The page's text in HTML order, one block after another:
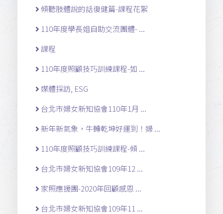
傾聽肢體說的話復健篇-課程花絮
110年度學長姐自助交流團體- ...
課程
110年度照顧技巧訓練課程-如 ...
媒體採訪, ESG
台北市婦女新知協會110年1月 ...
新年新氣象，牛轉乾坤好運到！婦 ...
110年度照顧技巧訓練課程-傾 ...
台北市婦女新知協會109年12 ...
家照應援團-2020年回顧感恩 ...
台北市婦女新知協會109年11 ...